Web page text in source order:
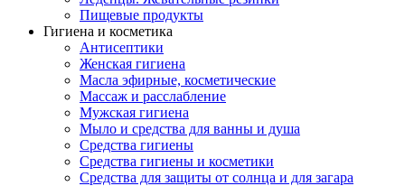
Пищевые продукты
Гигиена и косметика
Антисептики
Женская гигиена
Масла эфирные, косметические
Массаж и расслабление
Мужская гигиена
Мыло и средства для ванны и душа
Средства гигиены
Средства гигиены и косметики
Средства для защиты от солнца и для загара